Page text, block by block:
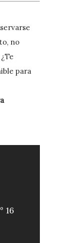
no
para
16